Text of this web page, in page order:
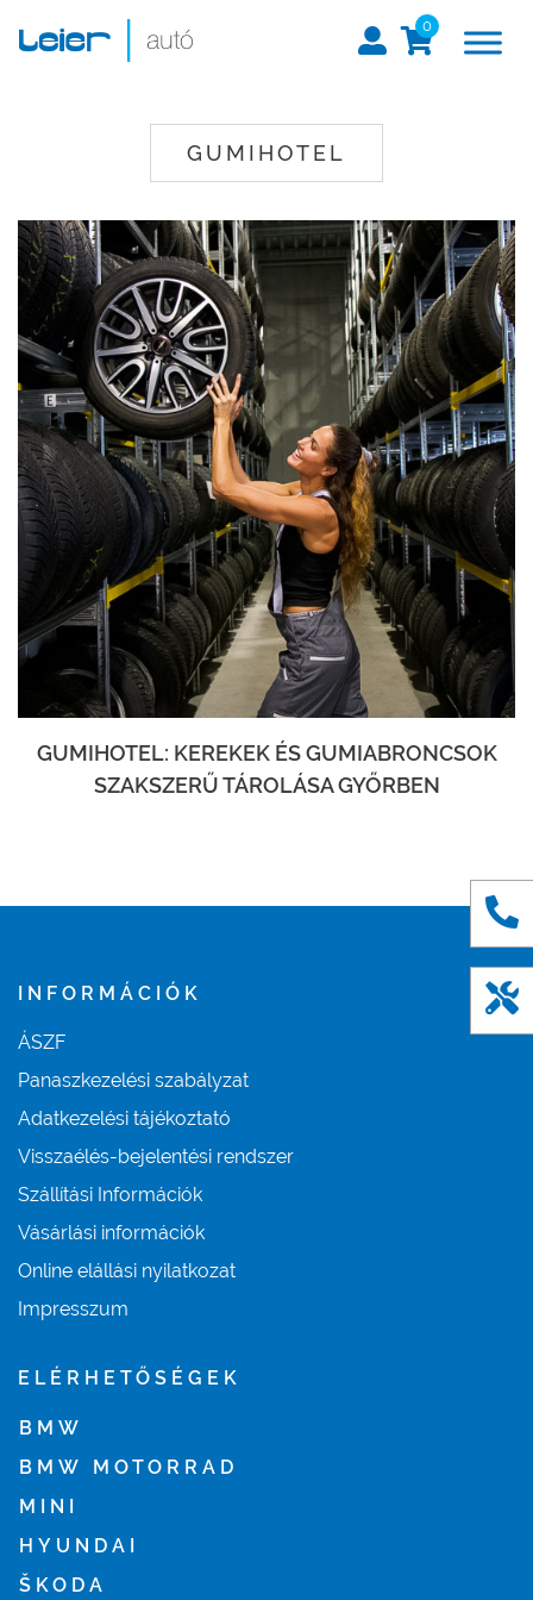
0
GUMIHOTEL
GUMIHOTEL: KEREKEK ÉS GUMIABRONCSOK
SZAKSZERŰ TÁROLÁSA GYŐRBEN
INFORMÁCIÓK
ÁSZF
Panaszkezelési szabályzat
Adatkezelési tájékoztató
Visszaélés-bejelentési rendszer
Szállítási Információk
Vásárlási információk
Online elállási nyilatkozat
Impresszum
ELÉRHETŐSÉGEK
BMW
BMW MOTORRAD
MINI
HYUNDAI
ŠKODA